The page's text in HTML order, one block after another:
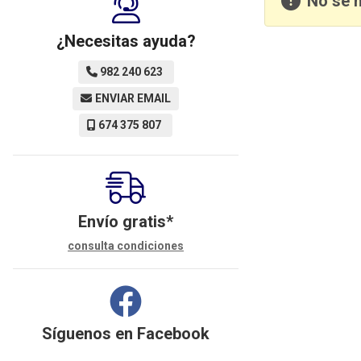
¿Necesitas ayuda?
982 240 623
ENVIAR EMAIL
674 375 807
Envío gratis*
consulta condiciones
Síguenos en Facebook